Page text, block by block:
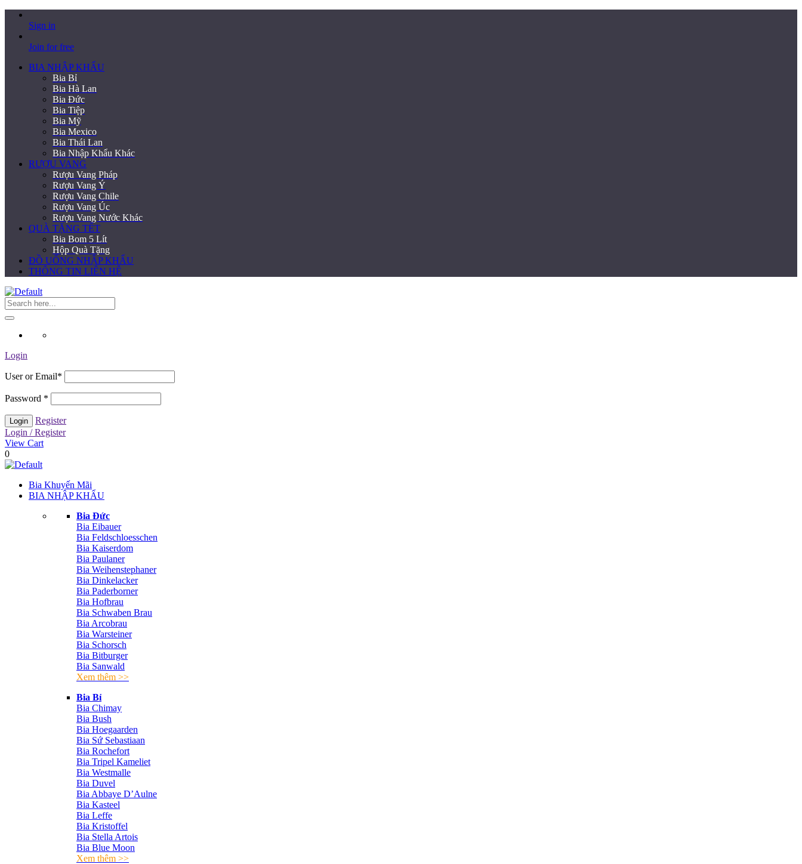
Sign in
Join for free
BIA NHẬP KHẨU
Bia Bỉ
Bia Hà Lan
Bia Đức
Bia Tiệp
Bia Mỹ
Bia Mexico
Bia Thái Lan
Bia Nhập Khẩu Khác
RƯỢU VANG
Rượu Vang Pháp
Rượu Vang Ý
Rượu Vang Chile
Rượu Vang Úc
Rượu Vang Nước Khác
QUÀ TẶNG TẾT
Bia Bom 5 Lít
Hộp Quà Tặng
ĐỒ UỐNG NHẬP KHẨU
THÔNG TIN LIÊN HỆ
Login
User or Email*
Password *
Register
Login / Register
View Cart
0
Bia Khuyến Mãi
BIA NHẬP KHẨU
Bia Đức
Bia Eibauer
Bia Feldschloesschen
Bia Kaiserdom
Bia Paulaner
Bia Weihenstephaner
Bia Dinkelacker
Bia Paderborner
Bia Hofbrau
Bia Schwaben Brau
Bia Arcobrau
Bia Warsteiner
Bia Schorsch
Bia Bitburger
Bia Sanwald
Xem thêm >>
Bia Bỉ
Bia Chimay
Bia Bush
Bia Hoegaarden
Bia Sứ Sebastiaan
Bia Rochefort
Bia Tripel Kameliet
Bia Westmalle
Bia Duvel
Bia Abbaye D’Aulne
Bia Kasteel
Bia Leffe
Bia Kristoffel
Bia Stella Artois
Bia Blue Moon
Xem thêm >>